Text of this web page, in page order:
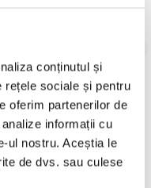
conținutul și
rețele sociale și pentru
oferim partenerilor de
informații cu
ul nostru. Aceștia le
de dvs. sau culese